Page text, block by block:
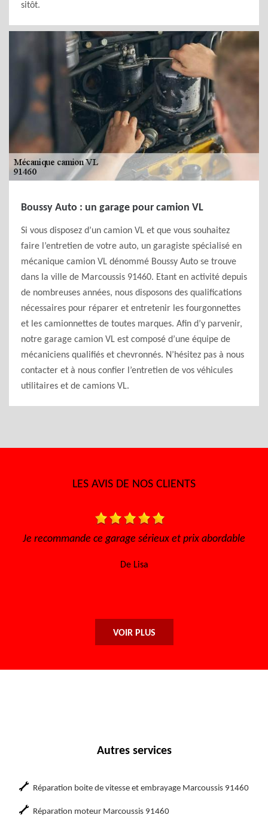
sitôt.
Boussy Auto : un garage pour camion VL
Si vous disposez d’un camion VL et que vous souhaitez
faire l’entretien de votre auto, un garagiste spécialisé en
mécanique camion VL dénommé Boussy Auto se trouve
dans la ville de Marcoussis 91460. Etant en activité depuis
de nombreuses années, nous disposons des qualifications
nécessaires pour réparer et entretenir les fourgonnettes
et les camionnettes de toutes marques. Afin d’y parvenir,
notre garage camion VL est composé d’une équipe de
mécaniciens qualifiés et chevronnés. N’hésitez pas à nous
contacter et à nous confier l’entretien de vos véhicules
utilitaires et de camions VL.
LES AVIS DE NOS CLIENTS
Je recommande ce garage sérieux et prix abordable
De Lisa
VOIR PLUS
Autres services
Réparation boite de vitesse et embrayage Marcoussis 91460
Réparation moteur Marcoussis 91460